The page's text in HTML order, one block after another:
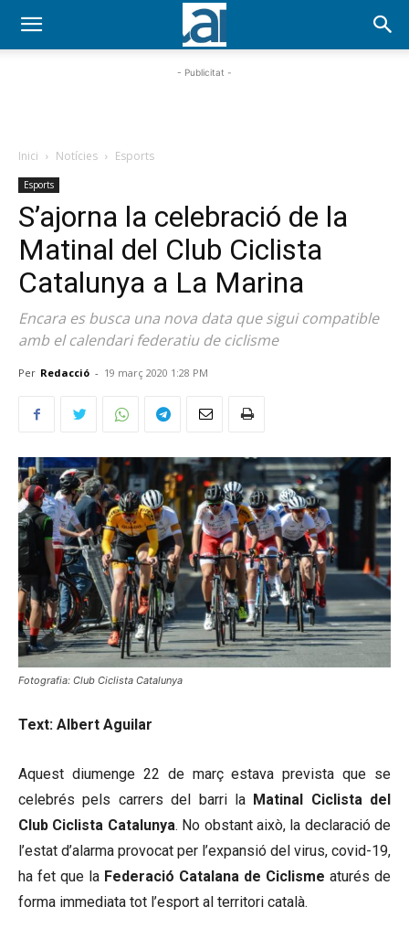
- Publicitat -
Inici Notícies Esports
Esports
S’ajorna la celebració de la
Matinal del Club Ciclista
Catalunya a La Marina
Encara es busca una nova data que sigui compatible
amb el calendari federatiu de ciclisme
Per Redacció - 19 març 2020 1:28 PM
Fotografia: Club Ciclista Catalunya
Text: Albert Aguilar
Aquest diumenge 22 de març estava prevista que se
celebrés pels carrers del barri la Matinal Ciclista del
Club Ciclista Catalunya. No obstant això, la declaració de
l’estat d’alarma provocat per l’expansió del virus, covid-19,
ha fet que la Federació Catalana de Ciclisme aturés de
forma immediata tot l’esport al territori català.